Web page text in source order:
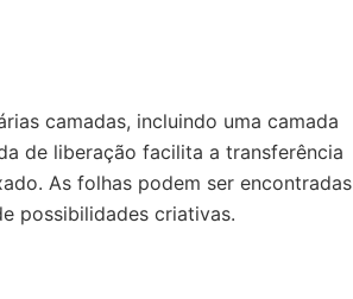
camadas, incluindo uma camada
de liberação facilita a transferência
As folhas podem ser encontradas
possibilidades criativas.